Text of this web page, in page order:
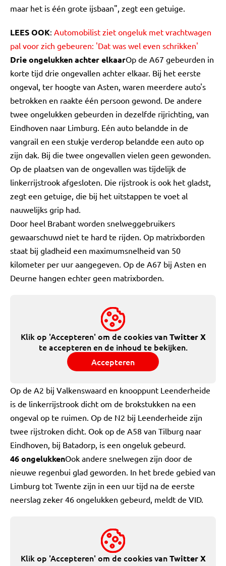
maar het is één grote ijsbaan", zegt een getuige.
LEES OOK: Automobilist ziet ongeluk met vrachtwagen
pal voor zich gebeuren: 'Dat was wel even schrikken'
Drie ongelukken achter elkaarOp de A67 gebeurden in
korte tijd drie ongevallen achter elkaar. Bij het eerste
ongeval, ter hoogte van Asten, waren meerdere auto's
betrokken en raakte één persoon gewond. De andere
twee ongelukken gebeurden in dezelfde rijrichting, van
Eindhoven naar Limburg. Eén auto belandde in de
vangrail en een stukje verderop belandde een auto op
zijn dak. Bij die twee ongevallen vielen geen gewonden.
Op de plaatsen van de ongevallen was tijdelijk de
linkerrijstrook afgesloten. Die rijstrook is ook het gladst,
zegt een getuige, die bij het uitstappen te voet al
nauwelijks grip had.
Door heel Brabant worden snelweggebruikers
gewaarschuwd niet te hard te rijden. Op matrixborden
staat bij gladheid een maximumsnelheid van 50
kilometer per uur aangegeven. Op de A67 bij Asten en
Deurne hangen echter geen matrixborden.
Klik op 'Accepteren' om de cookies vanTwitter X
te accepteren en de inhoud te bekijken.
Accepteren
Op de A2 bij Valkenswaard en knooppunt Leenderheide
is de linkerrijstrook dicht om de brokstukken na een
ongeval op te ruimen. Op de N2 bij Leenderheide zijn
twee rijstroken dicht. Ook op de A58 van Tilburg naar
Eindhoven, bij Batadorp, is een ongeluk gebeurd.
46 ongelukkenOok andere snelwegen zijn door de
nieuwe regenbui glad geworden. In het brede gebied van
Limburg tot Twente zijn in een uur tijd na de eerste
neerslag zeker 46 ongelukken gebeurd, meldt de VID.
Klik op 'Accepteren' om de cookies vanTwitter X